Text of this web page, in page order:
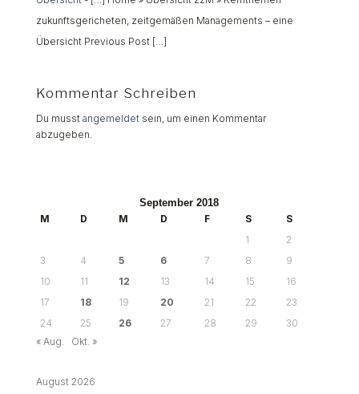
zukunftsgericheten, zeitgemäßen Managements – eine
Übersicht Previous Post […]
Kommentar Schreiben
Du musst angemeldetsein, um einen Kommentar
abzugeben.
September 2018
M
D M D F S
S
1
2
3
4 5 6 7 8
9
10
11 12 13 14 15
16
17
18 19 20 21 22
23
24
25 26 27 28 29
30
« Aug.
Okt. »
August 2026